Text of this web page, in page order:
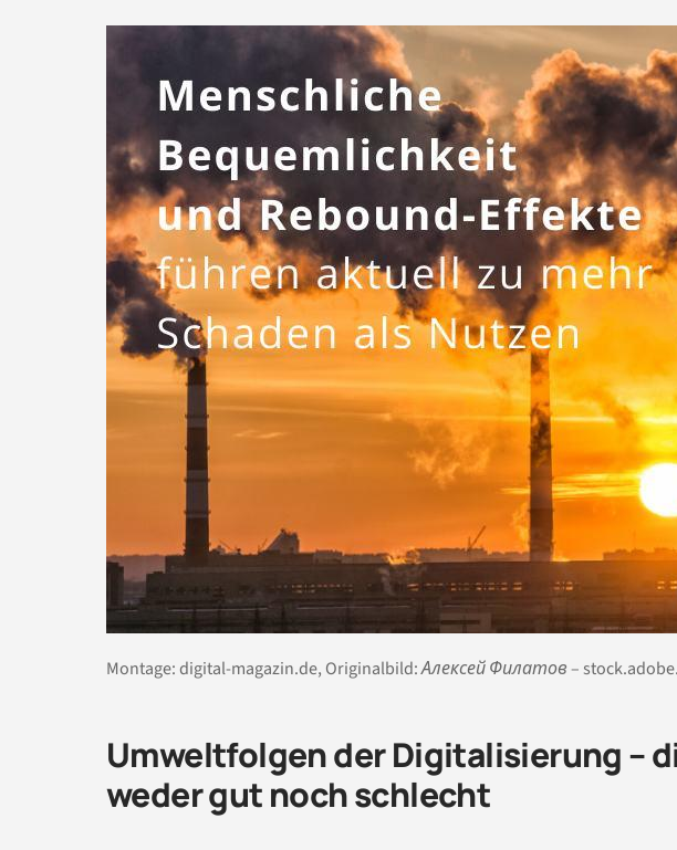
Montage: digital-magazin.de, Originalbild: Алексей Филатов –
Umweltfolgen der Digitalisierung –
weder gut noch schlecht